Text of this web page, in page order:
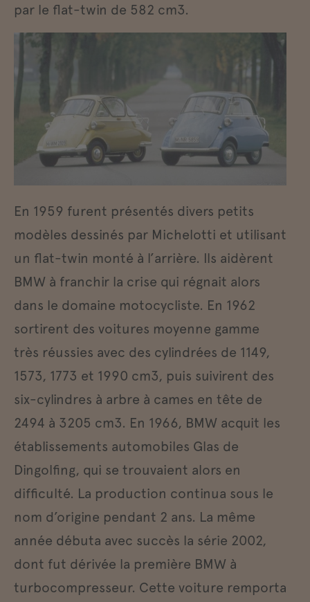
par le flat-twin de 582 cm3.
En 1959 furent présentés divers petits
modèles dessinés par Michelotti et utilisant
un flat-twin monté à l’arrière. Ils aidèrent
BMW à franchir la crise qui régnait alors
dans le domaine motocycliste. En 1962
sortirent des voitures moyenne gamme
très réussies avec des cylindrées de 1149,
1573, 1773 et 1990 cm3, puis suivirent des
six-cylindres à arbre à cames en tête de
2494 à 3205 cm3. En 1966, BMW acquit les
établissements automobiles Glas de
Dingolfing, qui se trouvaient alors en
difficulté. La production continua sous le
nom d’origine pendant 2 ans. La même
année débuta avec succès la série 2002,
dont fut dérivée la première BMW à
turbocompresseur. Cette voiture remporta